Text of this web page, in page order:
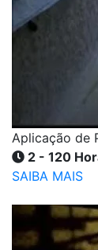
Aplicação de
2 - 120
SAIBA MAIS